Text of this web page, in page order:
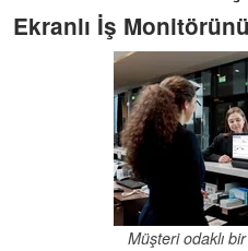
Ekranlı İş Monitörünü
Müşteri odaklı